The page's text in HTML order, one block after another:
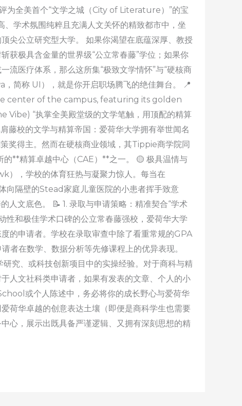
为全美首个“文学之城（City of Literature）”的宝
学术氛围纯粹且充满人文关怀的精致都市中，坐
尖公立研究型大学。 如果你渴望在底蕴深厚、教授
获极具含金量的世界级“公立常春藤”学位；如果你
流医疗体系，那么这所集“极致文学情怀”与“硬核商
简称 UI），就是你开启职场腾飞的绝佳舞台。 📍
center of the campus, featuring its golden
“执掌全美殿堂级的文学笔触，用顶配的精算
藤校的文学与精算帝国：爱荷华大学拥有举世闻名
奖得主。然而在硬核商业领域，其Tippie商学院同
**精算卓越中心（CAE）**之一。 🟡 极具温情与
），学校的体育狂热与凝聚力惊人。每当在
向隔壁的Stead家庭儿童医院的小患者挥手致意
文底色。 📝 1. 录取与申请策略：精准契合“学术
性和极佳学术口碑的公立常春藤强校，爱荷华大学
的申请者。学校在录取审查中除了看重常规的GPA
者在数学、数据分析等先修课程上的优异表现。
究、或科技创新项目中的实操经验。对于商科与精
人文社科类申请者，如果有发表的文章、个人的小
或个人陈述中，务必将你的成长野心与爱荷华
荷华卓越的创意表达土壤（即便是商科学生也需要
心，展示出既具备严谨逻辑、又拥有深刻思想的精